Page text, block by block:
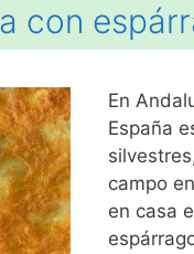
con
En
España
campo
en casa